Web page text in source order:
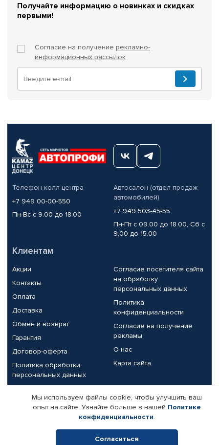
Получайте информацию о новинках и скидках
первыми!
Согласие на получение рекламно-
информационных рассылок
Телефон колл-центра
+7 949 00-00-550
Пн-Вс с 9.00 до 18.00
Автосалон (отдел продаж
автомобилей)
+7 949 503-45-55
Пн-Пт с 09.00 до 18.00, Сб с
9.00 до 15.00
Клиентам
Акции
Контакты
Оплата
Доставка
Обмен и возврат
Гарантия
Договор-оферта
Политика обработки
персональных данных
Согласие посетителя сайта
на обработку
персональных данных
Политика
конфиденциальности
Согласие на получение
рекламы
О нас
Карта сайта
Партнерам
Корпоративным клиентам
Поставщикам
Реквизиты компании
Мы используем файлы cookie, чтобы улучшить ваш
опыт на сайте. Узнайте больше в нашей Политике
конфиденциальности.
Согласиться